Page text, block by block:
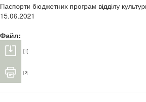
Паспорти бюджетних програм відділу
15.06.2021
Файл:
[1]
[2]